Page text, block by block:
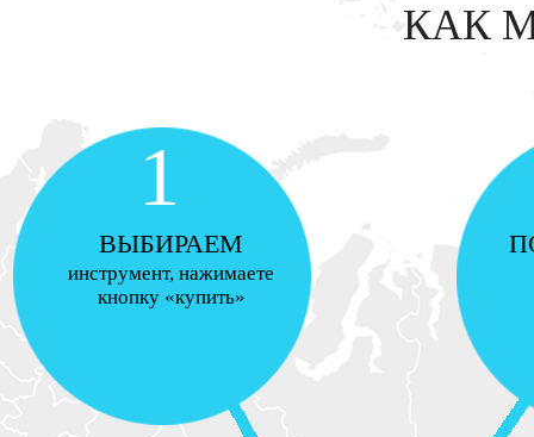
КАК
1
ВЫБИРАЕМ
инструмент, нажимаете
кнопку «купить»